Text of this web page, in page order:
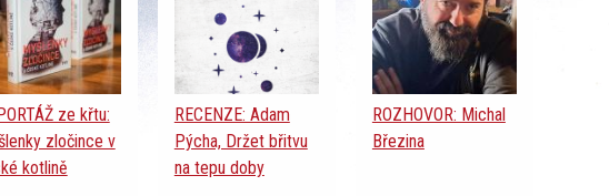
ze křtu:
zločince v
kotlině
RECENZE: Adam
Pýcha, Držet břitvu
na tepu doby
ROZHOVOR: Michal
Březina